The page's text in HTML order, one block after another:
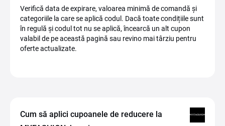
Verifică data de expirare, valoarea minimă de comandă și
categoriile la care se aplică codul. Dacă toate condițiile sunt
în regulă și codul tot nu se aplică, încearcă un alt cupon
valabil de pe această pagină sau revino mai târziu pentru
oferte actualizate.
Cum să aplici cupoanele de reducere la